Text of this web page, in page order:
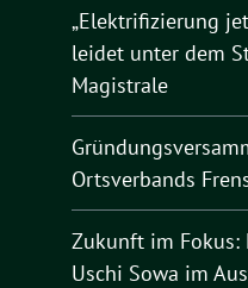
„Elektrifizierung
leidet unter dem
Magistrale
Ortsverbands
Zukunft im Fokus:
Uschi Sowa im